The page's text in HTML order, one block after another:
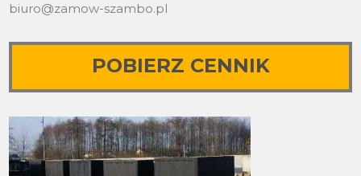
biuro@zamow-szambo.pl
POBIERZ CENNIK